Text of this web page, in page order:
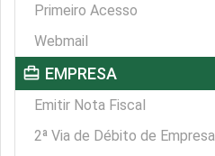
Primeiro Acesso
Webmail
card_travel EMPRESA
Emitir Nota Fiscal
2ª Via de Débito de Empresa